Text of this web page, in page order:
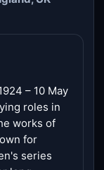
– 10 May
roles in
works of
for
series